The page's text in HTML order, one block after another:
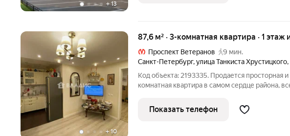
+13
+10
87,6 м² · 3-комнатная квартира · 1 этаж
Проспект Ветеранов
9 мин.
Санкт-Петербург,улица Танкиста Хрустицкого,
Код объекта: 2193335. Продается просторная и
комнатная квартира в самом сердце района,
составляет 87,6 кв. м, и она идеально
семьи, которая
Показать телефон